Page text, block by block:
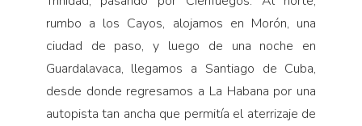
rumbo a los Cayos, alojamos en Morón, una
ciudad de paso, y luego de una noche en
Guardalavaca, llegamos a Santiago de Cuba,
desde donde regresamos a La Habana por una
autopista tan ancha que permitía el aterrizaje de